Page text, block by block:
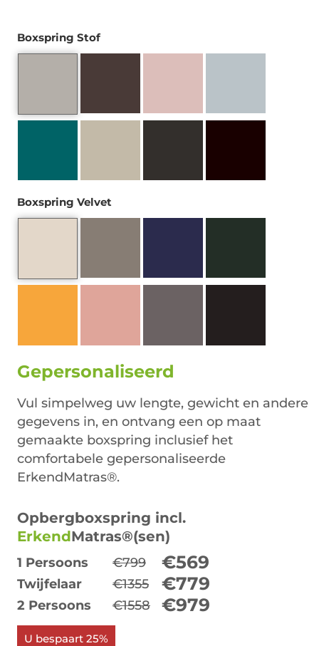
Boxspring Stof
Boxspring Velvet
Gepersonaliseerd
Vul simpelweg uw lengte, gewicht en andere
gegevens in, en ontvang een op maat
gemaakte boxspring inclusief het
comfortabele gepersonaliseerde
ErkendMatras®.
Opbergboxspring incl.
ErkendMatras®(sen)
1 Persoons €799 €569
Twijfelaar €1355 €779
2 Persoons €1558 €979
U bespaart 25%